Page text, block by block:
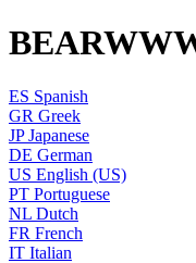
ES Spanish
GR Greek
JP Japanese
DE German
US English (US)
PT Portuguese
NL Dutch
FR French
IT Italian